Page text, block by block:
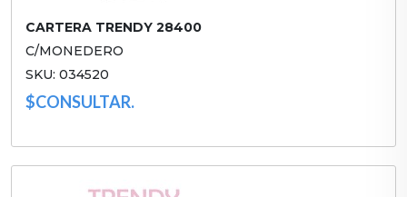
CARTERA TRENDY 28400
C/MONEDERO
SKU: 034520
$CONSULTAR.